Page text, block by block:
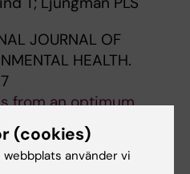
JOURNAL OF
HEALTH.
from an optimum
associated with
hospital cardiac
(cookies)
använder vi